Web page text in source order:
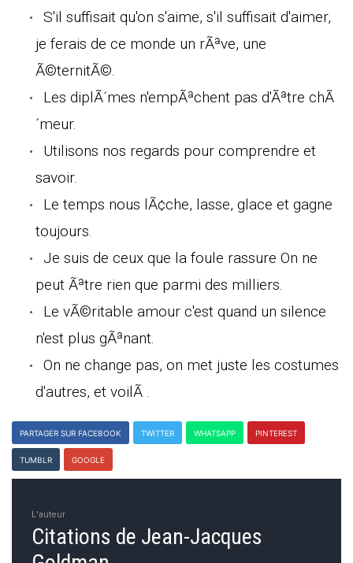
S'il suffisait qu'on s'aime, s'il suffisait d'aimer,
je ferais de ce monde un rÃªve, une
Ã©ternitÃ©.
Les diplÃ´mes n'empÃªchent pas d'Ãªtre chÃ
´meur.
Utilisons nos regards pour comprendre et
savoir.
Le temps nous lÃ¢che, lasse, glace et gagne
toujours.
Je suis de ceux que la foule rassure On ne
peut Ãªtre rien que parmi des milliers.
Le vÃ©ritable amour c'est quand un silence
n'est plus gÃªnant.
On ne change pas, on met juste les costumes
d'autres, et voilÃ .
PARTAGER SUR FACEBOOK TWITTER WHATSAPP PINTEREST
TUMBLR GOOGLE
L'auteur
Citations de Jean-Jacques